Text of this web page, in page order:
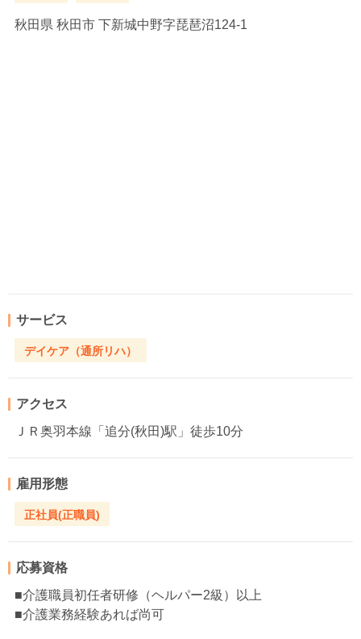
秋田県 秋田市 下新城中野字琵琶沼124-1
サービス
デイケア（通所リハ）
アクセス
ＪＲ奥羽本線「追分(秋田)駅」徒歩10分
雇用形態
正社員(正職員)
応募資格
■介護職員初任者研修（ヘルパー2級）以上
■介護業務経験あれば尚可